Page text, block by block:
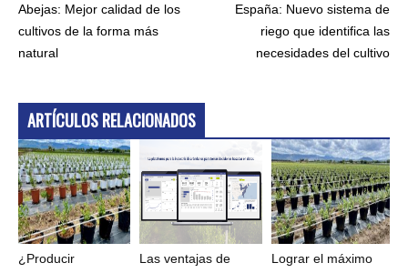
Abejas: Mejor calidad de los
cultivos de la forma más
natural
España: Nuevo sistema de
riego que identifica las
necesidades del cultivo
ARTÍCULOS RELACIONADOS
¿Producir
Las ventajas de
Lograr el máximo